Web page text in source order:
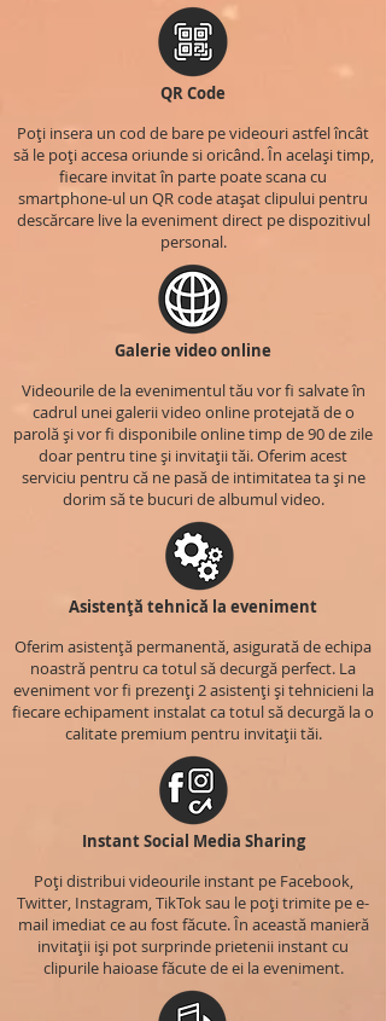
QR Code
Poți insera un cod de bare pe videouri astfel încât
să le poți accesa oriunde si oricând. În același timp,
fiecare invitat în parte poate scana cu
smartphone-ul un QR code atașat clipului pentru
descărcare live la eveniment direct pe dispozitivul
personal.
Galerie video online
Videourile de la evenimentul tău vor fi salvate în
cadrul unei galerii video online protejată de o
parolă și vor fi disponibile online timp de 90 de zile
doar pentru tine și invitații tăi. Oferim acest
serviciu pentru că ne pasă de intimitatea ta și ne
dorim să te bucuri de albumul video.
Asistență tehnică la eveniment
Oferim asistență permanentă, asigurată de echipa
noastră pentru ca totul să decurgă perfect. La
eveniment vor fi prezenți 2 asistenți și tehnicieni la
fiecare echipament instalat ca totul să decurgă la o
calitate premium pentru invitații tăi.
Instant Social Media Sharing
Poți distribui videourile instant pe Facebook,
Twitter, Instagram, TikTok sau le poți trimite pe e-
mail imediat ce au fost făcute. În această manieră
invitații iși pot surprinde prietenii instant cu
clipurile haioase făcute de ei la eveniment.